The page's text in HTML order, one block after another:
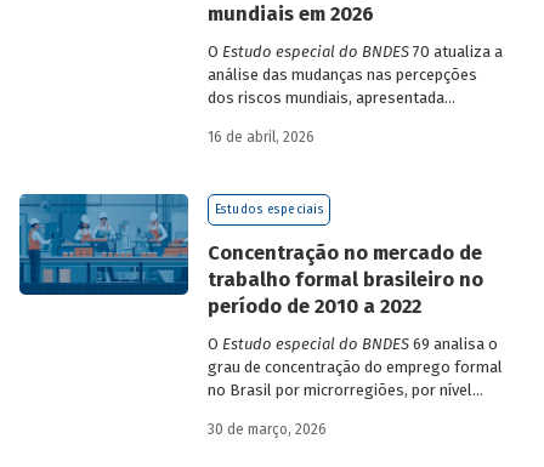
mundiais em 2026
O Estudo especial do BNDES70 atualiza a
análise das mudanças nas percepções
dos riscos mundiais, apresentada
dos relatórios Global Risks Report (GRR)
mundiais para o ano em curso e para dois
16 de abril, 2026
Estudos especiais
Concentração no mercado de
trabalho formal brasileiro no
período de 2010 a 2022
O Estudo especial do BNDES69 analisa o
grau de concentração do emprego formal
no Brasil por microrregiões, por nível
setores, entre 2010 e 2022.
30 de março, 2026